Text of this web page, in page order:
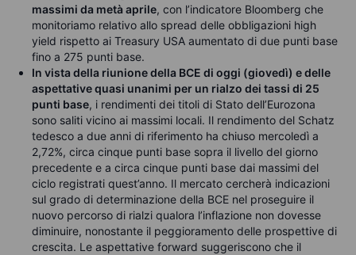
massimi da metà aprile, con l’indicatore Bloomberg che
monitoriamo relativo allo spread delle obbligazioni high
yield rispetto ai Treasury USA aumentato di due punti base
fino a 275 punti base.
In vista della riunione della BCE di oggi (giovedì) e delle
aspettative quasi unanimi per un rialzo dei tassi di 25
punti base, i rendimenti dei titoli di Stato dell’Eurozona
sono saliti vicino ai massimi locali. Il rendimento del Schatz
tedesco a due anni di riferimento ha chiuso mercoledì a
2,72%, circa cinque punti base sopra il livello del giorno
precedente e a circa cinque punti base dai massimi del
ciclo registrati quest’anno. Il mercato cercherà indicazioni
sul grado di determinazione della BCE nel proseguire il
nuovo percorso di rialzi qualora l’inflazione non dovesse
diminuire, nonostante il peggioramento delle prospettive di
crescita. Le aspettative forward suggeriscono che il